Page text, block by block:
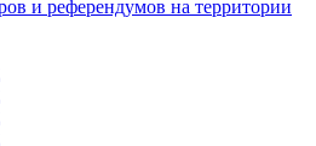
и референдумов на территории